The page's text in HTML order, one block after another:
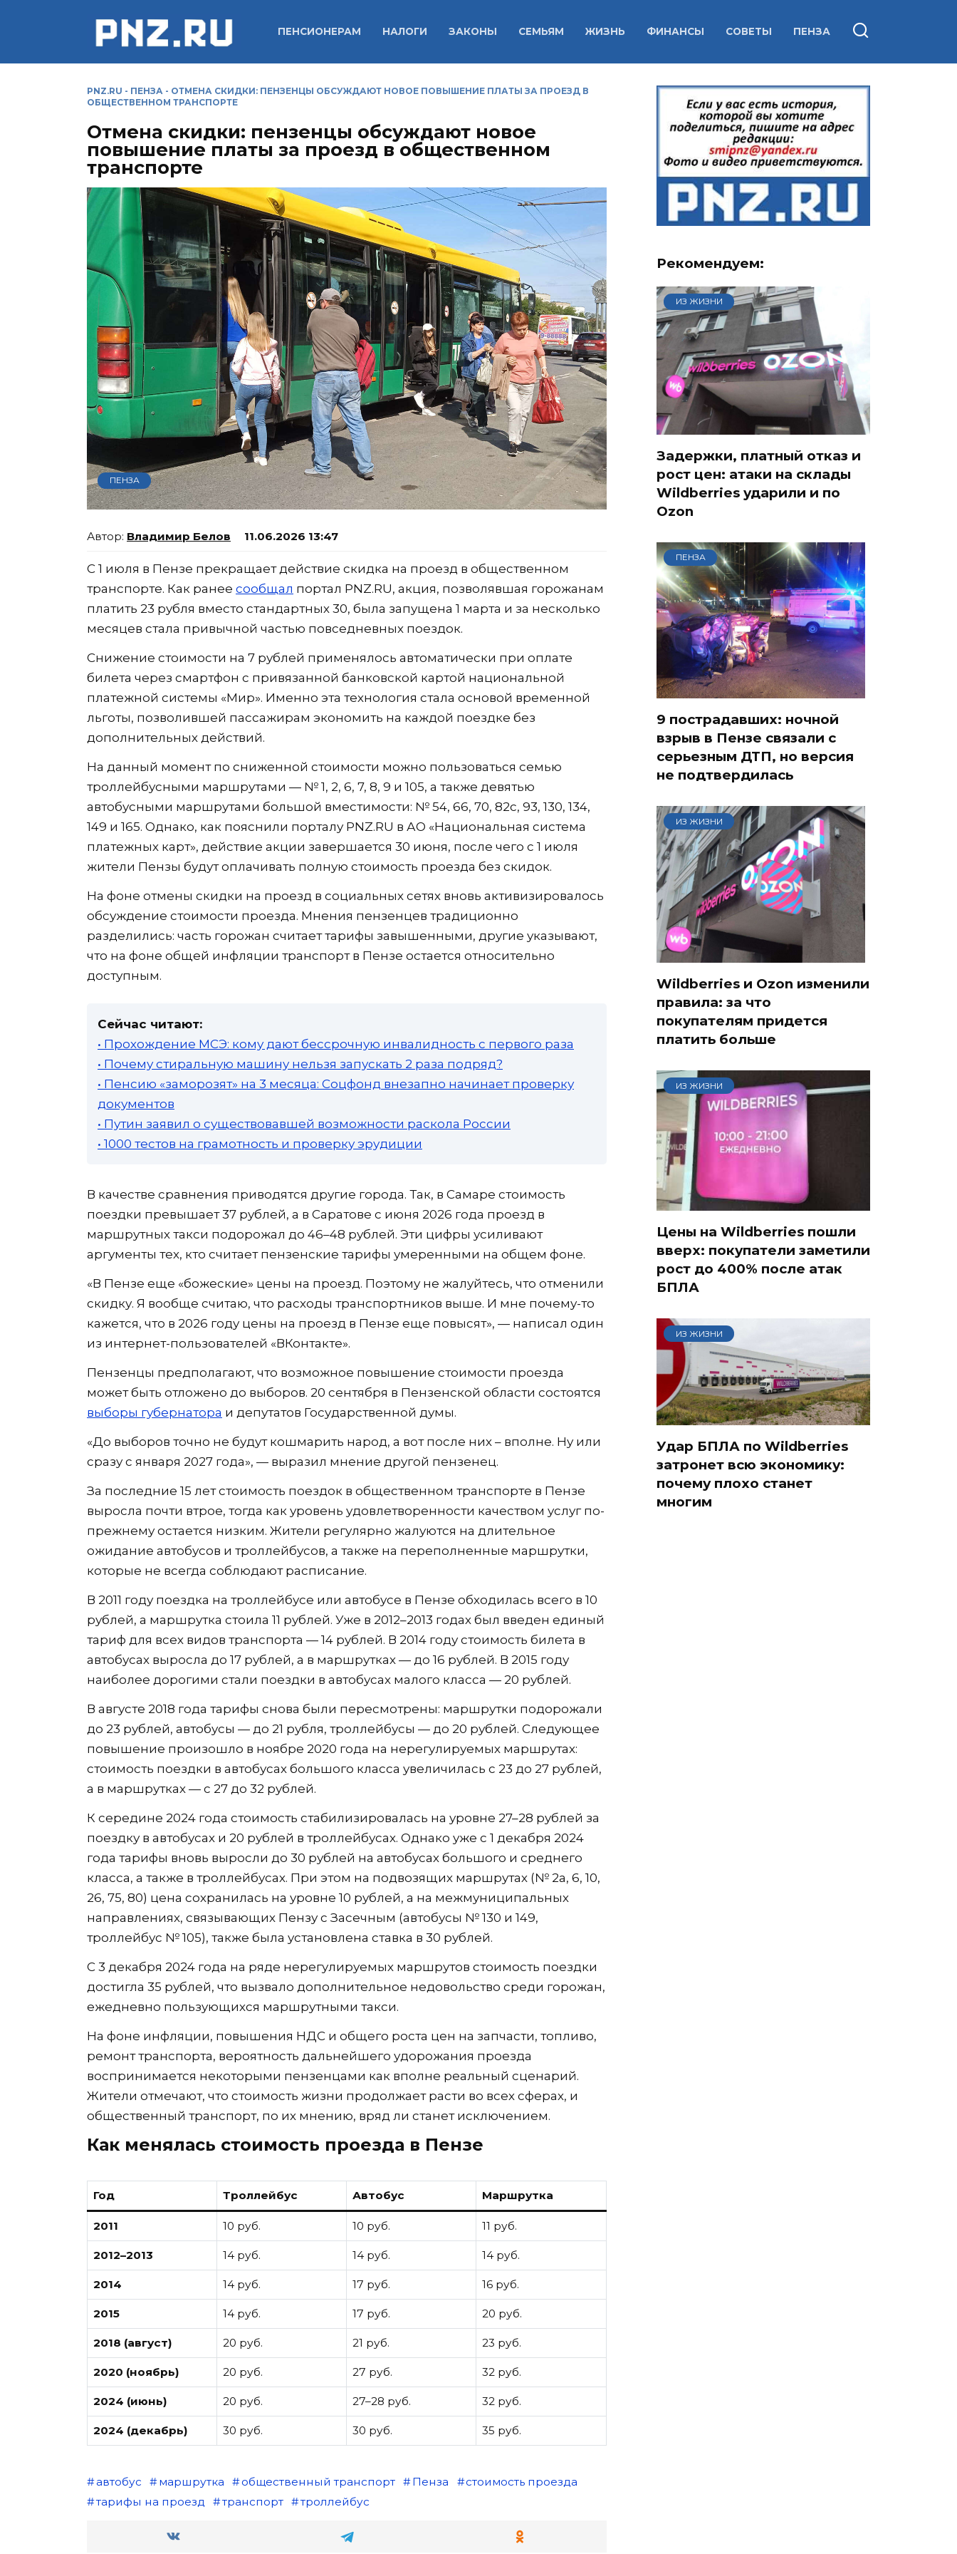
ПЕНСИОНЕРАМ НАЛОГИ ЗАКОНЫ СЕМЬЯМ ЖИЗНЬ ФИНАНСЫ СОВЕТЫ ПЕНЗА
PNZ.RU - ПЕНЗА - ОТМЕНА СКИДКИ: ПЕНЗЕНЦЫ ОБСУЖДАЮТ НОВОЕ ПОВЫШЕНИЕ ПЛАТЫ ЗА ПРОЕЗД В
ОБЩЕСТВЕННОМ ТРАНСПОРТЕ
Отмена скидки: пензенцы обсуждают новое
повышение платы за проезд в общественном
транспорте
ПЕНЗА
Владимир Белов 11.06.2026 13:47
С 1 июля в Пензе прекращает действие скидка на проезд в общественном
транспорте. Как ранее сообщал портал PNZ.RU, акция, позволявшая горожанам
платить 23 рубля вместо стандартных 30, была запущена 1 марта и за несколько
месяцев стала привычной частью повседневных поездок.
Снижение стоимости на 7 рублей применялось автоматически при оплате
билета через смартфон с привязанной банковской картой национальной
платежной системы «Мир». Именно эта технология стала основой временной
льготы, позволившей пассажирам экономить на каждой поездке без
дополнительных действий.
На данный момент по сниженной стоимости можно пользоваться семью
троллейбусными маршрутами — № 1, 2, 6, 7, 8, 9 и 105, а также девятью
автобусными маршрутами большой вместимости: № 54, 66, 70, 82с, 93, 130, 134,
149 и 165. Однако, как пояснили порталу PNZ.RU в АО «Национальная система
платежных карт», действие акции завершается 30 июня, после чего с 1 июля
жители Пензы будут оплачивать полную стоимость проезда без скидок.
На фоне отмены скидки на проезд в социальных сетях вновь активизировалось
обсуждение стоимости проезда. Мнения пензенцев традиционно
разделились: часть горожан считает тарифы завышенными, другие указывают,
что на фоне общей инфляции транспорт в Пензе остается относительно
доступным.
Сейчас читают:
• Прохождение МСЭ: кому дают бессрочную инвалидность с первого раза
• Почему стиральную машину нельзя запускать 2 раза подряд?
• Пенсию «заморозят» на 3 месяца: Соцфонд внезапно начинает проверку
документов
• Путин заявил о существовавшей возможности раскола России
• 1000 тестов на грамотность и проверку эрудиции
В качестве сравнения приводятся другие города. Так, в Самаре стоимость
поездки превышает 37 рублей, а в Саратове с июня 2026 года проезд в
маршрутных такси подорожал до 46–48 рублей. Эти цифры усиливают
аргументы тех, кто считает пензенские тарифы умеренными на общем фоне.
«В Пензе еще «божеские» цены на проезд. Поэтому не жалуйтесь, что отменили
скидку. Я вообще считаю, что расходы транспортников выше. И мне почему-то
кажется, что в 2026 году цены на проезд в Пензе еще повысят», — написал один
из интернет-пользователей «ВКонтакте».
Пензенцы предполагают, что возможное повышение стоимости проезда
может быть отложено до выборов. 20 сентября в Пензенской области состоятся
выборы губернатора и депутатов Государственной думы.
«До выборов точно не будут кошмарить народ, а вот после них – вполне. Ну или
сразу с января 2027 года», — выразил мнение другой пензенец.
За последние 15 лет стоимость поездок в общественном транспорте в Пензе
выросла почти втрое, тогда как уровень удовлетворенности качеством услуг по-
прежнему остается низким. Жители регулярно жалуются на длительное
ожидание автобусов и троллейбусов, а также на переполненные маршрутки,
которые не всегда соблюдают расписание.
В 2011 году поездка на троллейбусе или автобусе в Пензе обходилась всего в 10
рублей, а маршрутка стоила 11 рублей. Уже в 2012–2013 годах был введен единый
тариф для всех видов транспорта — 14 рублей. В 2014 году стоимость билета в
автобусах выросла до 17 рублей, а в маршрутках — до 16 рублей. В 2015 году
наиболее дорогими стали поездки в автобусах малого класса — 20 рублей.
В августе 2018 года тарифы снова были пересмотрены: маршрутки подорожали
до 23 рублей, автобусы — до 21 рубля, троллейбусы — до 20 рублей. Следующее
повышение произошло в ноябре 2020 года на нерегулируемых маршрутах:
стоимость поездки в автобусах большого класса увеличилась с 23 до 27 рублей,
а в маршрутках — с 27 до 32 рублей.
К середине 2024 года стоимость стабилизировалась на уровне 27–28 рублей за
поездку в автобусах и 20 рублей в троллейбусах. Однако уже с 1 декабря 2024
года тарифы вновь выросли до 30 рублей на автобусах большого и среднего
класса, а также в троллейбусах. При этом на подвозящих маршрутах (№ 2а, 6, 10,
26, 75, 80) цена сохранилась на уровне 10 рублей, а на межмуниципальных
направлениях, связывающих Пензу с Засечным (автобусы № 130 и 149,
троллейбус № 105), также была установлена ставка в 30 рублей.
С 3 декабря 2024 года на ряде нерегулируемых маршрутов стоимость поездки
достигла 35 рублей, что вызвало дополнительное недовольство среди горожан,
ежедневно пользующихся маршрутными такси.
На фоне инфляции, повышения НДС и общего роста цен на запчасти, топливо,
ремонт транспорта, вероятность дальнейшего удорожания проезда
воспринимается некоторыми пензенцами как вполне реальный сценарий.
Жители отмечают, что стоимость жизни продолжает расти во всех сферах, и
общественный транспорт, по их мнению, вряд ли станет исключением.
Как менялась стоимость проезда в Пензе
Год Троллейбус Автобус Маршрутка
2011 10 руб. 10 руб. 11 руб.
2012–2013 14 руб. 14 руб. 14 руб.
2014 14 руб. 17 руб. 16 руб.
2015 14 руб. 17 руб. 20 руб.
2018 (август) 20 руб. 21 руб. 23 руб.
2020 (ноябрь) 20 руб. 27 руб. 32 руб.
2024 (июнь) 20 руб. 27–28 руб. 32 руб.
2024 (декабрь) 30 руб. 30 руб. 35 руб.
автобус маршрутка общественный транспорт Пенза
стоимость проезда
тарифы на проезд
транспорт троллейбус
Рекомендуем:
ИЗ ЖИЗНИ
Задержки, платный отказ и
рост цен: атаки на склады
Wildberries ударили и по
Ozon
ПЕНЗА
9 пострадавших: ночной
взрыв в Пензе связали с
серьезным ДТП, но версия
не подтвердилась
ИЗ ЖИЗНИ
Wildberries и Ozon изменили
правила: за что
покупателям придется
платить больше
ИЗ ЖИЗНИ
Цены на Wildberries пошли
вверх: покупатели заметили
рост до 400% после атак
БПЛА
ИЗ ЖИЗНИ
Удар БПЛА по Wildberries
затронет всю экономику:
почему плохо станет
многим